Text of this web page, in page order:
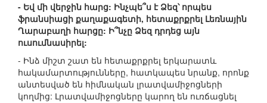
- Եվ մի վերջին հարց: Ինչպե՞ս է Ձեզ՝ որպես
ֆրանսիացի քաղաքագետի, հետաքրքրել Լեռնային
Ղարաբաղի հարցը: Ի՞նչը Ձեզ դրդեց այն
ուսումնասիրել:
- Ինձ միշտ շատ են հետաքրքրել երկարատև
հակամարտությունները, հատկապես նրանք, որոնք
անտեսված են հիմնական լրատվամիջոցների
կողմից: Լրատվամիջոցները կարող են ուռճացնել